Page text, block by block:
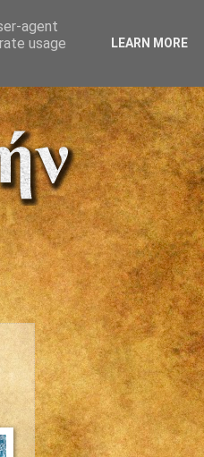
agent
usage
LEARN MORE